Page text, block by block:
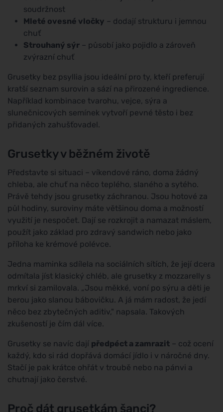
soudržnost
Mleté ovesné vločky – dodají strukturu i jemnou
chuť
Strouhaný sýr – působí jako pojidlo a zároveň
zvýrazní chuť
Grusetky bez psyllia jsou ideální pro ty, kteří preferují
kratší seznam surovin a sází na přirozené ingredience.
Například kombinace tvarohu, vejce, sýra a
slunečnicových semínek vytvoří pevné těsto i bez
přidaných zahušťovadel.
Grusetky v běžném životě
Představte si situaci – víkendové ráno, doma žádný
chleba, ale chuť na něco teplého, slaného a sytého.
Právě tehdy jsou grusetky záchranou. Jsou hotové za
půl hodiny, suroviny máte většinou doma a možností
využití je nespočet. Dají se rozkrojit a namazat máslem,
použít jako základ pro zdravý sandwich nebo jako
příloha ke krémové polévce.
Jedna maminka sdílela na sociálních sítích, že její dcera
odmítala jíst klasický chléb, ale grusetky z mozzarelly s
mrkví si zamilovala. „Jsou měkké, voní po sýru a děti je
berou jako slanou bábovičku. A já mám radost, že jedí
něco bez zbytečných aditiv," napsala. Takových
zkušeností je čím dál více.
Grusetky se navíc dají předpéct a zamrazit – což ocení
každý, kdo si rád dopřává domácí jídlo i v náročné dny.
Stačí je pak krátce ohřát v troubě nebo na pánvi a
chutnají jako čerstvé.
Proč dát grusetkám šanci?